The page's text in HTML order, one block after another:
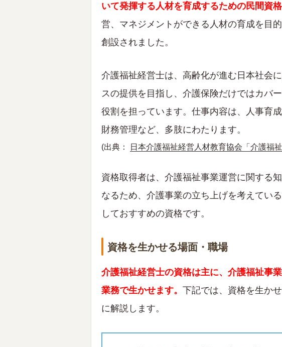
いて発揮する人材を育成するための民間資格
営、マネジメントができる人材の育成を目
創設されました。
介護福祉経営士は、高齢化が進む日本社会
スの提供を目指し、介護保険だけではカバ
役割を担っています。仕事内容は、人事育
財務管理など、多肢にわたります。
(出典： 日本介護福祉経営人材教育協会「介護福祉
資格取得者は、介護福祉事業運営に関する
なるため、介護事業の立ち上げを考えてい
しておすすめの資格です。
資格を生かせる場面・職場
介護福祉経営士の資格は主に、介護福祉事
業務で生かせます。 下記では、資格を生か
に解説します。